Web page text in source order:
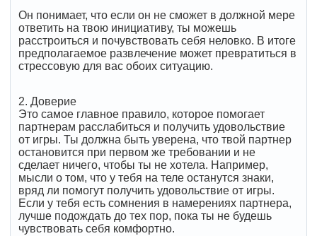
Он понимает, что если он не сможет в должной мере
ответить на твою инициативу, ты можешь
расстроиться и почувствовать себя неловко. В итоге
предполагаемое развлечение может превратиться в
стрессовую для вас обоих ситуацию.
2. Доверие
Это самое главное правило, которое помогает
партнерам расслабиться и получить удовольствие
от игры. Ты должна быть уверена, что твой партнер
остановится при первом же требовании и не
сделает ничего, чтобы ты не хотела. Например,
мысли о том, что у тебя на теле останутся знаки,
вряд ли помогут получить удовольствие от игры.
Если у тебя есть сомнения в намерениях партнера,
лучше подождать до тех пор, пока ты не будешь
чувствовать себя комфортно.